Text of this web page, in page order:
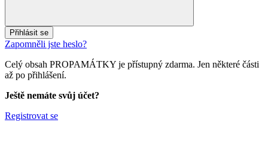
Přihlásit se
Zapomněli jste heslo?
Celý obsah PROPAMÁTKY je přístupný zdarma. Jen některé části
až po přihlášení.
Ještě nemáte svůj účet?
Registrovat se